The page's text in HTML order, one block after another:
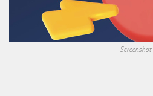
Screenshot